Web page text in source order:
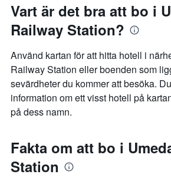
Vart är det bra att bo i
Railway Station?
Använd kartan för att hitta hotell i
Railway Station eller boenden som
sevärdheter du kommer att besöka.
information om ett visst hotell på
på dess namn.
Fakta om att bo i
Station